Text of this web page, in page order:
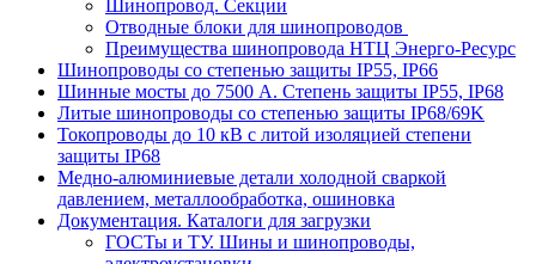
Шинопровод. Секции
Отводные блоки для шинопроводов
Преимущества шинопровода НТЦ Энерго-Ресурс
Шинопроводы со степенью защиты IP55, IP66
Шинные мосты до 7500 А. Степень защиты IP55, IP68
Литые шинопроводы со степенью защиты IP68/69K
Токопроводы до 10 кВ с литой изоляцией степени
защиты IP68
Медно-алюминиевые детали холодной сваркой
давлением, металлообработка, ошиновка
Документация. Каталоги для загрузки
ГОСТы и ТУ. Шины и шинопроводы,